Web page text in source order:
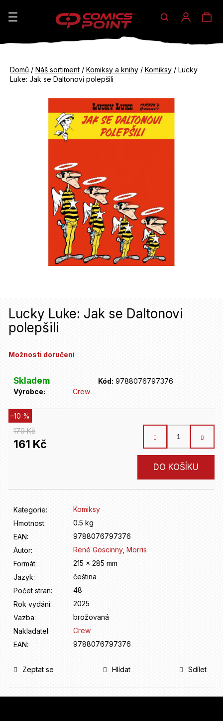
Hledat
Domů / Náš sortiment / Komiksy a knihy / Komiksy / Lucky
Luke: Jak se Daltonovi polepšili
Lucky Luke: Jak se Daltonovi
polepšili
Možnosti doručení
Skladem Kód: 9788076797376
Výrobce:
Crew
179 Kč
–10 %
161 Kč
DO KOŠÍKU
Kategorie:
Komiksy
Hmotnost:
0.5 kg
EAN:
9788076797376
Autor: René Goscinny, Morris
Formát:
215 x 285 mm
Jazyk:
čeština
Počet stran:
48
Rok vydání:
2025
Vazba:
brožovaná
Nakladatel:
Crew
EAN: 9788076797376
Zeptat se Hlídat Sdílet
K
do
do
n
a
í
?
D
r
č
u
e
e